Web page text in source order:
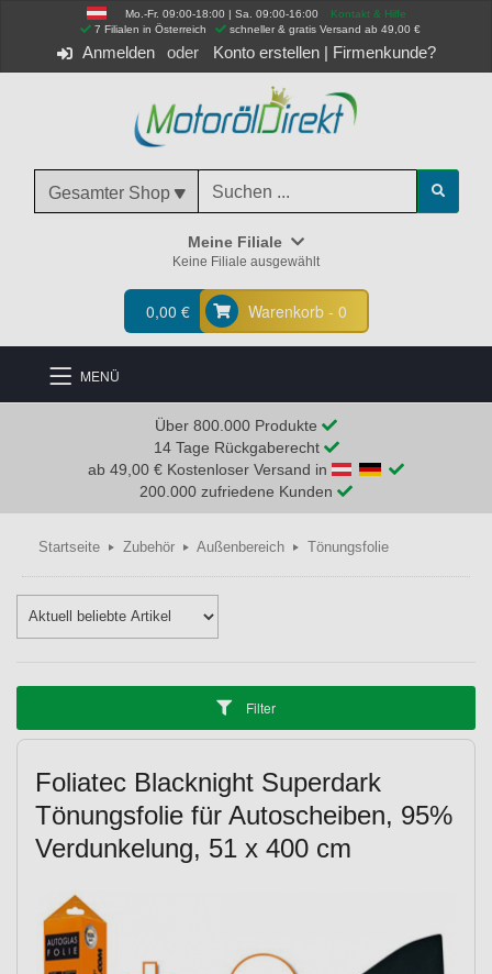
Mo.-Fr. 09:00-18:00 | Sa. 09:00-16:00
Kontakt & Hilfe
7 Filialen in Österreich
schneller & gratis Versand ab 49,00 €
Anmelden Konto erstellen| Firmenkunde?
Gesamter Shop
Meine Filiale
Keine Filiale ausgewählt
0,00 € Warenkorb - 0
MENÜ
Über 800.000 Produkte
14 Tage Rückgaberecht
ab 49,00 € Kostenloser Versand in
200.000 zufriedene Kunden
Startseite Zubehör Außenbereich Tönungsfolie
Filter
Foliatec Blacknight Superdark
Tönungsfolie für Autoscheiben, 95%
Verdunkelung, 51 x 400 cm